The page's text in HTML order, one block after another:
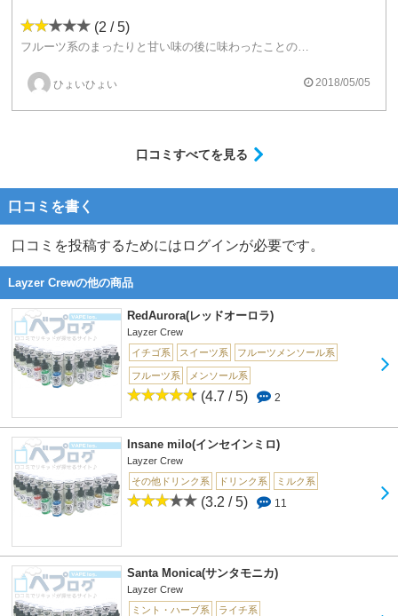
(2 / 5)
フルーツ系のまったりと甘い味の後に味わったことのない風味が感じられ、その味が私の環境には合わなかった。
臭みがある訳ではありません。
ひょいひょい 2018/05/05
口コミすべてを見る
口コミを書く
口コミを投稿するためにはログインが必要です。
Layzer Crewの他の商品
RedAurora(レッドオーロラ)
Layzer Crew
イチゴ系
スイーツ系 フルーツメンソール系
フルーツ系 メンソール系
(4.7 / 5) 2
Insane milo(インセインミロ)
Layzer Crew
その他ドリンク系
ドリンク系 ミルク系
(3.2 / 5) 11
Santa Monica(サンタモニカ)
Layzer Crew
ミント・ハーブ系
ライチ系